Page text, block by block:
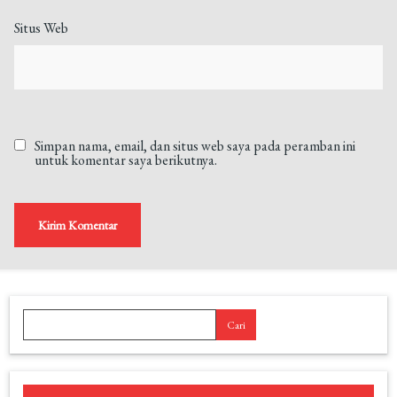
Situs Web
Simpan nama, email, dan situs web saya pada peramban ini
untuk komentar saya berikutnya.
Cari